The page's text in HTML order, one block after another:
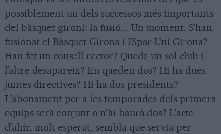
possiblement un dels successos més importants
del bàsquet gironí: la fusió... Un moment. S’han
fusionat el Bàsquet Girona i l’Spar Uni Girona?
Han fet un consell rector? Queda un sol club i
l’altre desapareix? En queden dos? Hi ha dues
juntes directives? Hi ha dos presidents?
L’abonament per a les temporades dels primers
equips serà conjunt o n’hi haurà dos? L’acte
d’ahir, molt esperat, sembla que servia per